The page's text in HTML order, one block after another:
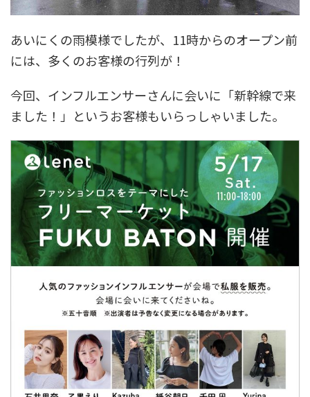
あいにくの雨模様でしたが、11時からのオープン前
には、多くのお客様の行列が！
今回、インフルエンサーさんに会いに「新幹線で来
ました！」というお客様もいらっしゃいました。